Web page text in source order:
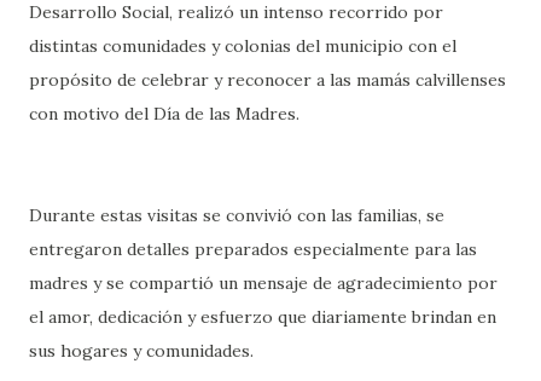
Desarrollo Social, realizó un intenso recorrido por
distintas comunidades y colonias del municipio con el
propósito de celebrar y reconocer a las mamás calvillenses
con motivo del Día de las Madres.
Durante estas visitas se convivió con las familias, se
entregaron detalles preparados especialmente para las
madres y se compartió un mensaje de agradecimiento por
el amor, dedicación y esfuerzo que diariamente brindan en
sus hogares y comunidades.